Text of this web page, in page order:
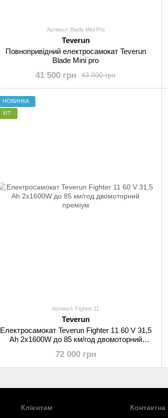
Артикул: Blade Mini Pro
Teverun
Повнопривідний електросамокат Teverun
Blade Mini pro
43 000 грн
41 500 грн
НОВИНКА
ХІТ
Артикул: Fighter 11
Teverun
Електросамокат Teverun Fighter 11 60 V 31,5
Ah 2x1600W до 85 км/год двомоторний
72 000 грн
Клієнтам